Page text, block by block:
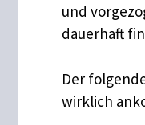
und
dauerhaft
Der
wirklich